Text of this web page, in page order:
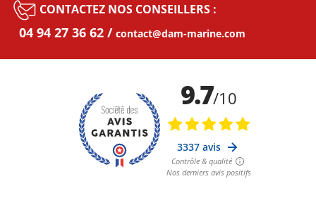
CONTACTEZ NOS CONSEILLERS :
04 94 27 36 62 contact@dam-marine.com